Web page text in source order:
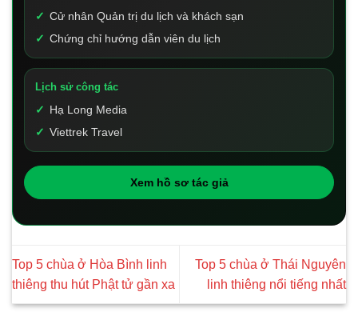
Cử nhân Quản trị du lịch và khách sạn
Chứng chỉ hướng dẫn viên du lịch
Lịch sử công tác
Hạ Long Media
Viettrek Travel
Xem hồ sơ tác giả
Top 5 chùa ở Hòa Bình linh
thiêng thu hút Phật tử gần xa
Top 5 chùa ở Thái Nguyên
linh thiêng nổi tiếng nhất